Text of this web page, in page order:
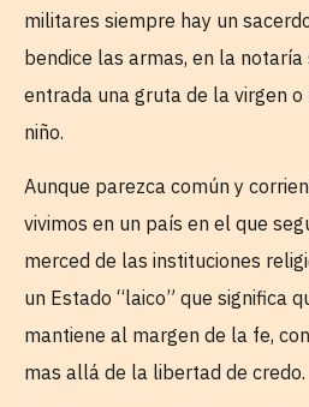
militares siempre hay un
bendice las armas, en la
entrada una gruta de la virgen o
niño.
Aunque parezca común y
vivimos en un país en el que
merced de las instituciones
un Estado “laico” que significa
mantiene al margen de la fe,
mas allá de la libertad de credo.